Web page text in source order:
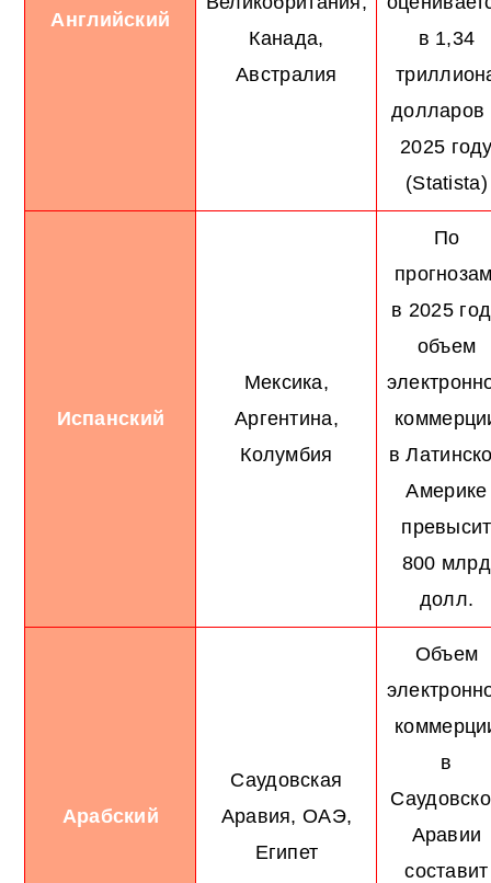
Английский
Канада,
Австралия
в 1,34
долларов
2025
(Statista)
Испанский
Мексика,
Аргентина,
Колумбия
По
в 2025
объем
в
Америке
превысит
800 млрд
долл.
Арабский
Саудовская
Аравия, ОАЭ,
Египет
Объем
в
Аравии
составит